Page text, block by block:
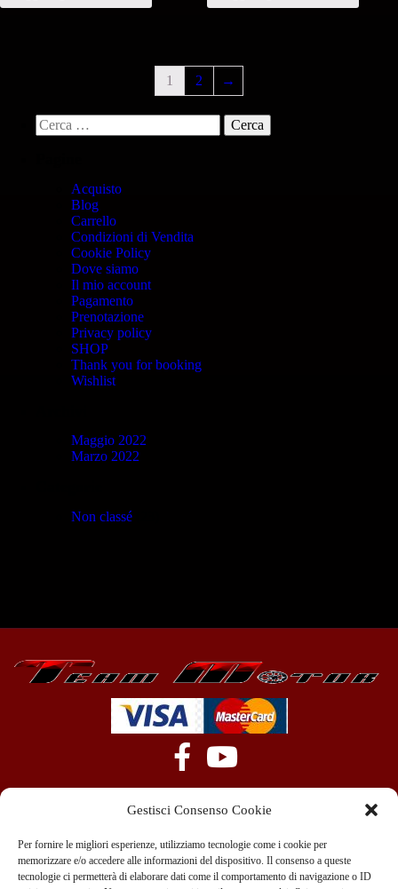
Gestisci Consenso Cookie
Per fornire le migliori esperienze, utilizziamo tecnologie come i cookie per
memorizzare e/o accedere alle informazioni del dispositivo. Il consenso a queste
tecnologie ci permetterà di elaborare dati come il comportamento di navigazione o ID
1 2 →
Acquisto
Blog
Carrello
Condizioni di Vendita
Cookie Policy
Dove siamo
Il mio account
Pagamento
Prenotazione
Privacy policy
SHOP
Thank you for booking
Wishlist
Maggio 2022
Marzo 2022
Non classé